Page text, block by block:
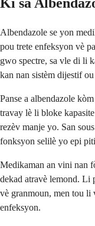
Albendazole se yon
pou trete enfeksyon vè
gwo spectre, sa vle di li
kan nan sistèm dijestif
Panse a albendazole
travay lè li bloke
rezèv manje yo. San
fonksyon selilè yo epi
Medikaman an vini nan
dekad atravè lemond. Li
vè granmoun, men tou li
enfeksyon.